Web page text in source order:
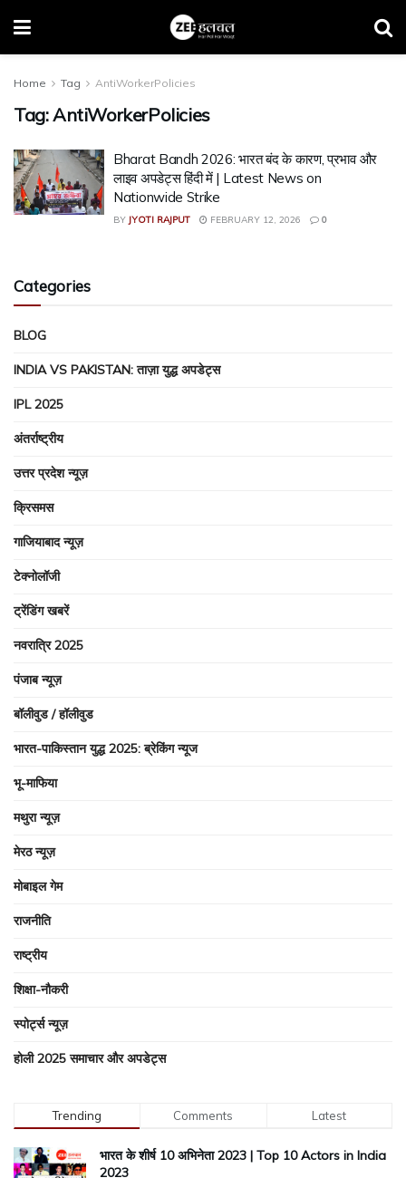
Home Tag AntiWorkerPolicies
Tag:AntiWorkerPolicies
Bharat Bandh 2026: भारत बंद के कारण, प्रभाव और
लाइव अपडेट्स हिंदी में | Latest News on
Nationwide Strike
BY JYOTI RAJPUT FEBRUARY 12, 2026 0
Categories
BLOG
INDIA VS PAKISTAN: ताज़ा युद्ध अपडेट्स
IPL 2025
अंतर्राष्ट्रीय
उत्तर प्रदेश न्यूज़
क्रिसमस
गाजियाबाद न्यूज़
टेक्नोलॉजी
ट्रेंडिंग खबरें
नवरात्रि 2025
पंजाब न्यूज़
बॉलीवुड / हॉलीवुड
भारत-पाकिस्तान युद्ध 2025: ब्रेकिंग न्यूज
भू-माफिया
मथुरा न्यूज़
मेरठ न्यूज़
मोबाइल गेम
राजनीति
राष्ट्रीय
शिक्षा-नौकरी
स्पोर्ट्स न्यूज़
होली 2025 समाचार और अपडेट्स
Trending Comments Latest
भारत के शीर्ष 10 अभिनेता 2023 | Top 10 Actors in India
2023